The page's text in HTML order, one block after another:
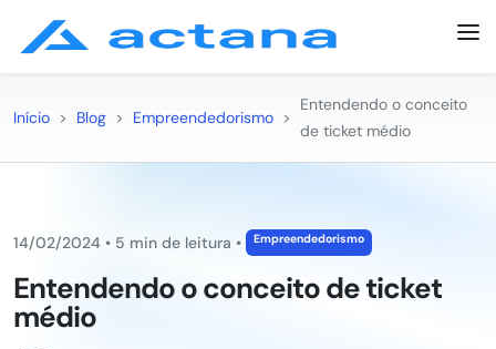
Início > Blog > Empreendedorismo >
Entendendo o conceito
de ticket médio
14/02/2024 • 5 min de leitura • Empreendedorismo
Entendendo o conceito de ticket
médio